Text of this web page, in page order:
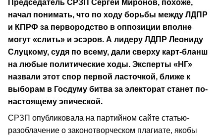
Председатель СРЗП Сергей Миронов, похоже,
начал понимать, что по ходу борьбы между ЛДПР
и КПРФ за первородство в оппозиции вполне
могут «слить» и эсэров. А лидеру ЛДПР Леониду
Слуцкому, судя по всему, дали сверху карт-бланш
на любые политические ходы. Эксперты «НГ»
назвали этот спор первой ласточкой, ближе к
выборам в Госдуму битва за электорат станет по-
настоящему эпической.
СРЗП опубликовала на партийном сайте статью-
разоблачение о законотворческом плагиате, якобы